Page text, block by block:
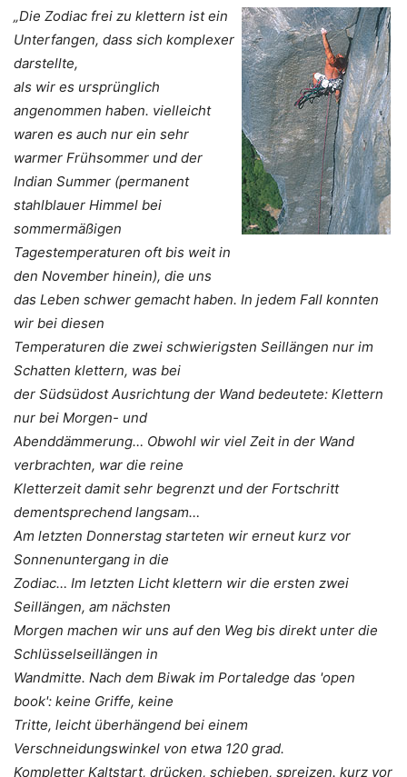
„Die Zodiac frei zu klettern ist ein
Unterfangen, dass sich komplexer
darstellte,
als wir es ursprünglich
angenommen haben. vielleicht
waren es auch nur ein sehr
warmer Frühsommer und der
Indian Summer (permanent
stahlblauer Himmel bei
sommermäßigen
Tagestemperaturen oft bis weit in
den November hinein), die uns
das Leben schwer gemacht haben. In jedem Fall konnten
wir bei diesen
Temperaturen die zwei schwierigsten Seillängen nur im
Schatten klettern, was bei
der Südsüdost Ausrichtung der Wand bedeutete: Klettern
nur bei Morgen- und
Abenddämmerung… Obwohl wir viel Zeit in der Wand
verbrachten, war die reine
Kletterzeit damit sehr begrenzt und der Fortschritt
dementsprechend langsam…
Am letzten Donnerstag starteten wir erneut kurz vor
Sonnenuntergang in die
Zodiac… Im letzten Licht klettern wir die ersten zwei
Seillängen, am nächsten
Morgen machen wir uns auf den Weg bis direkt unter die
Schlüsselseillängen in
Wandmitte. Nach dem Biwak im Portaledge das 'open
book': keine Griffe, keine
Tritte, leicht überhängend bei einem
Verschneidungswinkel von etwa 120 grad.
Kompletter Kaltstart, drücken, schieben, spreizen. kurz vor